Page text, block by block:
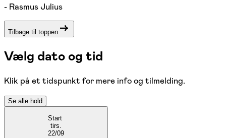
- Rasmus Julius
Tilbage til toppen
Vælg dato og tid
Klik på et tidspunkt for mere info og tilmelding.
Se alle hold
Start
tirs.
22/09